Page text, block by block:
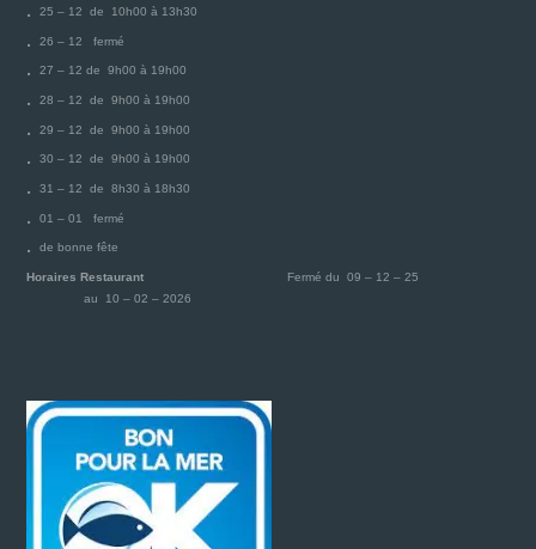
25 – 12 de 10h00 à 13h30
26 – 12 fermé
27 – 12 de 9h00 à 19h00
28 – 12 de 9h00 à 19h00
29 – 12 de 9h00 à 19h00
30 – 12 de 9h00 à 19h00
31 – 12 de 8h30 à 18h30
01 – 01 fermé
de bonne fête
Horaires Restaurant Fermé du 09 – 12 – 25
au 10 – 02 – 2026